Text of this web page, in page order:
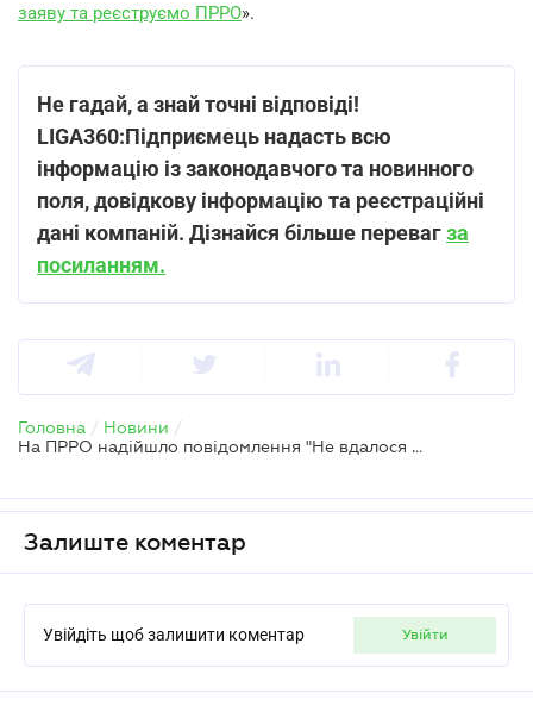
заяву та реєструємо ПРРО».
Не гадай, а знай точні відповіді!
LIGA360:Підприємець надасть всю
інформацію із законодавчого та новинного
поля, довідкову інформацію та реєстраційні
дані компаній. Дізнайся більше перевагза
посиланням.
Головна / Новини /
На ПРРО надійшло повідомлення "Не вдалося відновити чек відкриття зміни. Необхідно завантажити відсутні чеки по останнім змінам": алгоритм дій
Залиште коментар
Увійдіть щоб залишити коментар увійти